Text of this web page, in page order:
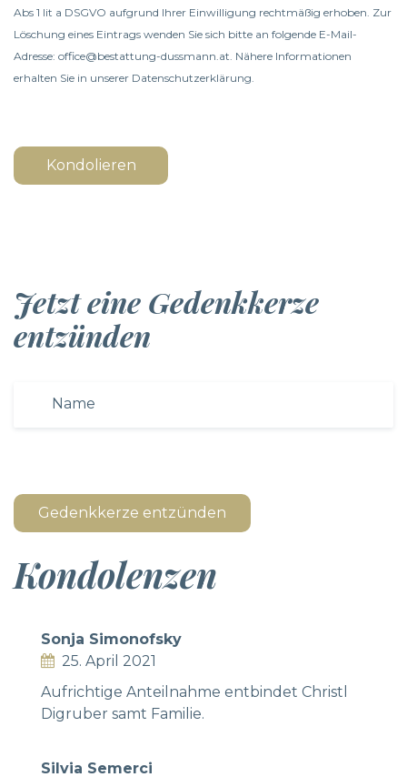
Abs 1 lit a DSGVO aufgrund Ihrer Einwilligung rechtmäßig erhoben. Zur
Löschung eines Eintrags wenden Sie sich bitte an folgende E-Mail-
Adresse: office@bestattung-dussmann.at. Nähere Informationen
erhalten Sie in unserer Datenschutzerklärung
Kondolieren
Jetzt eine Gedenkkerze
entzünden
Gedenkkerze entzünden
Kondolenzen
Sonja Simonofsky
25. April 2021
Aufrichtige Anteilnahme entbindet Christl
Digruber samt Familie.
Silvia Semerci